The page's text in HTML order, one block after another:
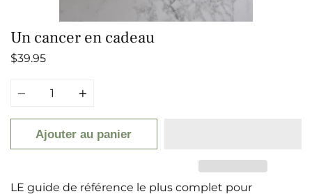
Un cancer en cadeau
$39.95
Ajouter au panier
LE guide de référence le plus complet pour